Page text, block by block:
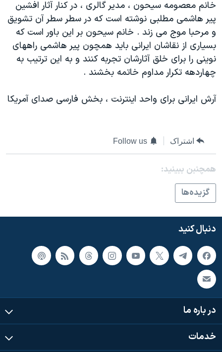
خانم معصومه سيحون ، مدير گالری ، در كنار آثار افشين
پير هاشمی مطلبی نوشته است كه در سطر سطر آن تشويق
و مرحبا موج می زند . خانم سيحون بر اين باور است كه
بسياری از نقاشان ايرانی بايد همچون پير هاشمی راههای
نوينی را برای خلق آثارشان تجربه كنند و به اين ترتيب به
چهاردهه تكرار مداوم خاتمه بخشند .
آرش ايرانی برای واحد اينترنت ، بخش فارسی صدای آمريكا
اشتراک Follow us
همچنبن ببینید:
گزيده‌ها
دنبال کنید
در باره ما
خدمات